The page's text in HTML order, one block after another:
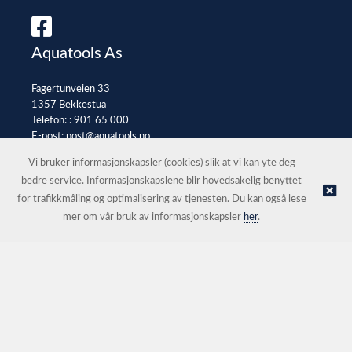
Aquatools As
Fagertunveien 33
1357 Bekkestua
Telefon: : 901 65 000
E-post:post@aquatools.no
© Aquatools As |Nettbutikk levert av Kréatif
Vi bruker informasjonskapsler (cookies) slik at vi kan yte deg
bedre service. Informasjonskapslene blir hovedsakelig benyttet
for trafikkmåling og optimalisering av tjenesten. Du kan også lese
mer om vår bruk av informasjonskapsler her.